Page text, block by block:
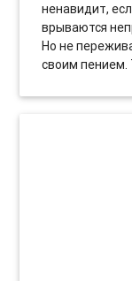
ненавидит,
врываются
Но не
своим пением.